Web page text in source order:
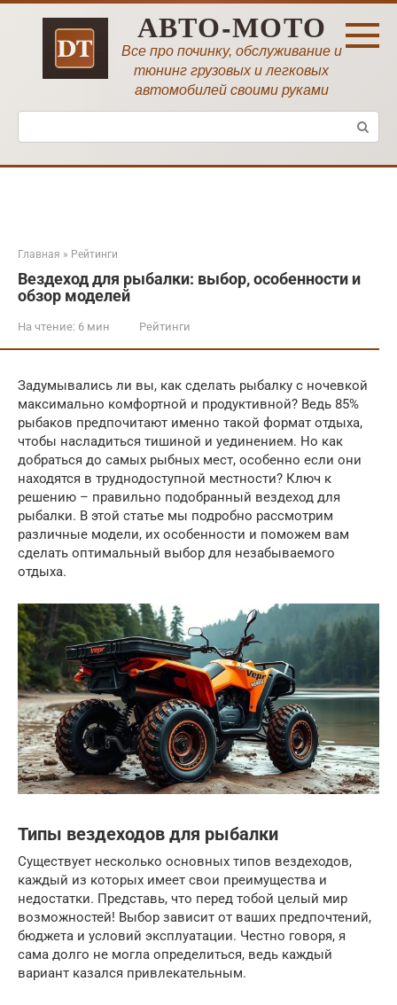
Перейти
АВТО-МОТО
Все про починку, обслуживание и
тюнинг грузовых и легковых
автомобилей своими руками
Поиск:
Главная » Рейтинги
Вездеход для рыбалки: выбор, особенности и
обзор моделей
На чтение: 6 мин Рейтинги
Задумывались ли вы, как сделать рыбалку с ночевкой
максимально комфортной и продуктивной? Ведь 85%
рыбаков предпочитают именно такой формат отдыха,
чтобы насладиться тишиной и уединением. Но как
добраться до самых рыбных мест, особенно если они
находятся в труднодоступной местности? Ключ к
решению – правильно подобранный вездеход для
рыбалки. В этой статье мы подробно рассмотрим
различные модели, их особенности и поможем вам
сделать оптимальный выбор для незабываемого
отдыха.
Типы вездеходов для рыбалки
Существует несколько основных типов вездеходов,
каждый из которых имеет свои преимущества и
недостатки. Представь, что перед тобой целый мир
возможностей! Выбор зависит от ваших предпочтений,
бюджета и условий эксплуатации. Честно говоря, я
сама долго не могла определиться, ведь каждый
вариант казался привлекательным.